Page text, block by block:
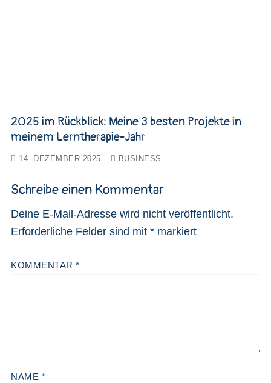
2025 im Rückblick: Meine 3 besten Projekte in
meinem Lerntherapie-Jahr
14. DEZEMBER 2025 BUSINESS
Schreibe einen Kommentar
Deine E-Mail-Adresse wird nicht veröffentlicht.
Erforderliche Felder sind mit * markiert
KOMMENTAR *
NAME *